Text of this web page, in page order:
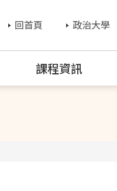
回首頁
政治大學
課程資訊